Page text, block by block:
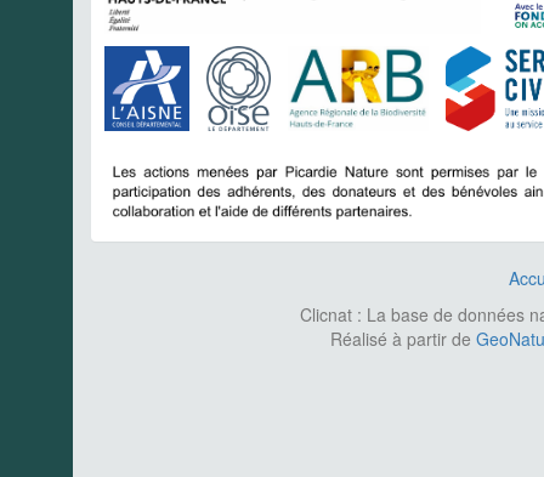
Clicnat : La base de données
Réalisé à partir de